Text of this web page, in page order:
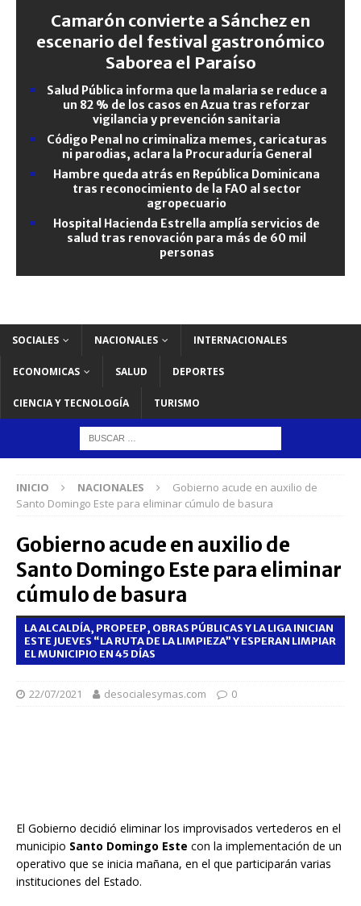
Camarón convierte a Sánchez en
escenario del festival gastronómico
Saborea el Paraíso
Salud Pública informa que la malaria se reduce a
un 82 % de los casos en Azua tras reforzar
vigilancia y prevención sanitaria
Código Penal no criminaliza memes, caricaturas
ni parodias, aclara la Procuraduría General
Hambre queda atrás en República Dominicana
tras reconocimiento de la FAO al sector
agropecuario
Hospital Hacienda Estrella amplía servicios de
salud tras renovación para más de 60 mil
personas
SOCIALES NACIONALES INTERNACIONALES
ECONOMICAS SALUD DEPORTES
CIENCIA Y TECNOLOGÍA TURISMO
INICIO NACIONALES
Gobierno acude en auxilio de
Santo Domingo Este para eliminar cúmulo de basura
Gobierno acude en auxilio de
Santo Domingo Este para eliminar
cúmulo de basura
LA ALCALDÍA, PROPEEP, OBRAS PÚBLICAS Y LA LIGA INICIAN
ESTE JUEVES “LA RUTA DE LA LIMPIEZA” Y ESPERAN LIMPIAR
EL MUNICIPIO EN 45 DÍAS
22/07/2021 desocialesymas.com 0
El Gobierno decidió eliminar los improvisados vertederos en el
municipio Santo Domingo Este con la implementación de un
operativo que se inicia mañana, en el que participarán varias
instituciones del Estado.